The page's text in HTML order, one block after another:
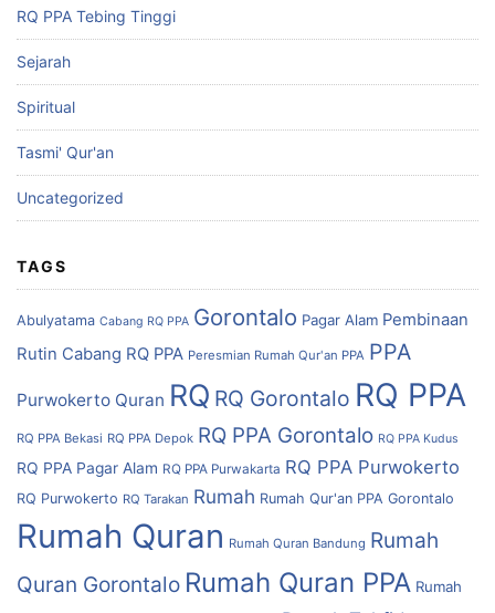
RQ PPA Tebing Tinggi
Sejarah
Spiritual
Tasmi' Qur'an
Uncategorized
TAGS
Abulyatama Cabang RQ PPA Gorontalo Pagar Alam Pembinaan
Rutin Cabang RQ PPA Peresmian Rumah Qur'an PPA PPA
Purwokerto Quran RQ RQ Gorontalo RQ PPA
RQ PPA Bekasi RQ PPA Depok RQ PPA Gorontalo RQ PPA Kudus
RQ PPA Pagar Alam RQ PPA Purwakarta RQ PPA Purwokerto
RQ Purwokerto RQ Tarakan Rumah Rumah Qur'an PPA Gorontalo
Rumah Quran Rumah Quran Bandung Rumah
Quran Gorontalo Rumah Quran PPA Rumah